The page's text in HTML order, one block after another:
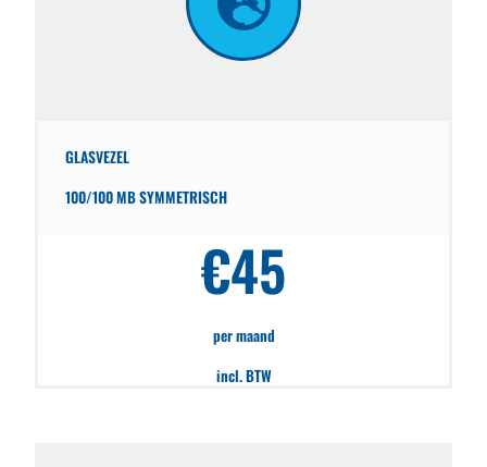
GLASVEZEL
100/100 MB SYMMETRISCH
€45
per maand
incl. BTW